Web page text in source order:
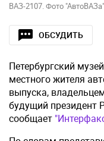
ВАЗ-2107. Фото "АвтоВАЗа"
ОБСУДИТЬ
Петербургский
местного жителя
выпуска,
будущий
сообщает